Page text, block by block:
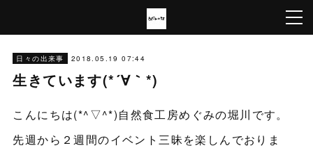
日々の出来事 2018.05.19 07:44
生きています(*´∀｀*)
こんにちは(*^▽^*)自然食工房めぐみの堀川です。
先週から２週間のイベント三昧を楽しんでおりま